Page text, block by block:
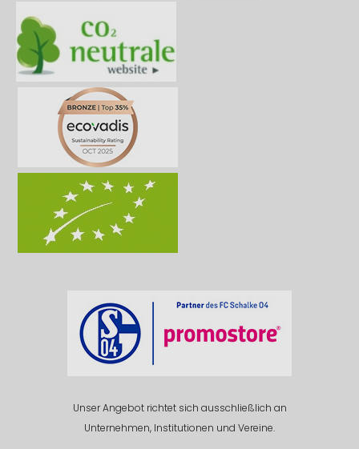
Unser Angebot richtet sich ausschließlich an
Unternehmen, Institutionen und Vereine.